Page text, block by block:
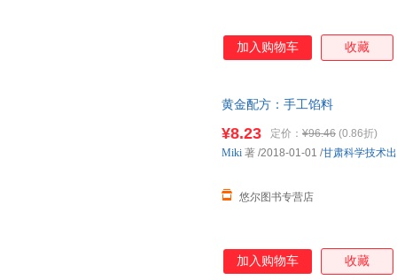
加入购物车 收藏
黄金配方：手工馅料
¥8.23 定价： ¥96.46 (0.86折)
悠尔图书专营店
Miki 著 /2018-01-01 /甘肃科学技术
加入购物车 收藏